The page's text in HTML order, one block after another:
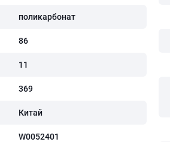
поликарбонат
86
11
369
Китай
W0052401